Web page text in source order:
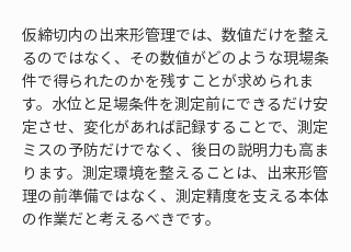
仮締切内の出来形管理では、数値だけを整え
るのではなく、その数値がどのような現場条
件で得られたのかを残すことが求められま
す。水位と足場条件を測定前にできるだけ安
定させ、変化があれば記録することで、測定
ミスの予防だけでなく、後日の説明力も高ま
ります。測定環境を整えることは、出来形管
理の前準備ではなく、測定精度を支える本体
の作業だと考えるべきです。